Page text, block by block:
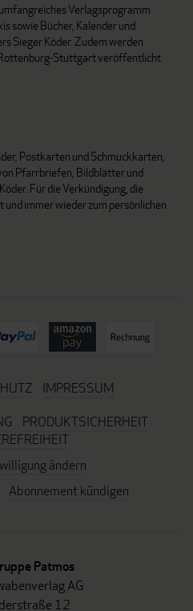
Verlagsprogramm
sowie Bücher, Kalender und
Sieger Köder. Zudem werden
Stuttgart veröffentlicht.
Postkarten und Schmuckkarten,
Pfarrbriefen, Bildblätter und
Für die Verkündigung, die
immer wieder zum persönlichen
IMPRESSUM
PRODUKTSICHERHEIT
ändern
Abonnement kündigen
Patmos
AG
12